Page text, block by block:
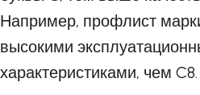
Например, профлист
высокими
характеристиками, чем C8.